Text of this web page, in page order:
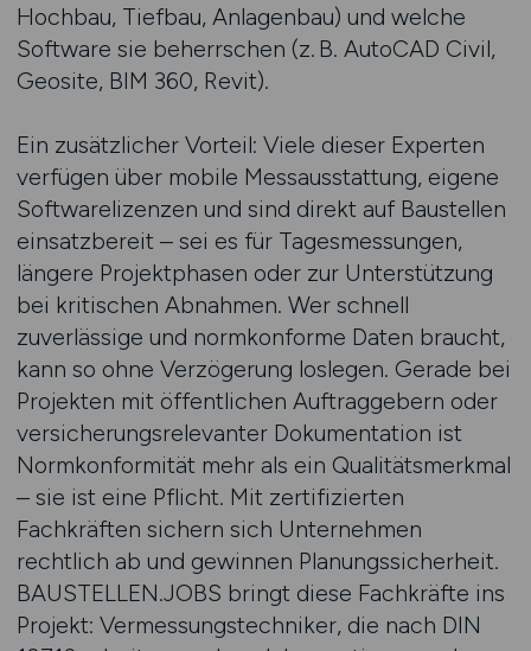
Hochbau, Tiefbau, Anlagenbau) und welche
Software sie beherrschen (z. B. AutoCAD Civil,
Geosite, BIM 360, Revit).
Ein zusätzlicher Vorteil: Viele dieser Experten
verfügen über mobile Messausstattung, eigene
Softwarelizenzen und sind direkt auf Baustellen
einsatzbereit – sei es für Tagesmessungen,
längere Projektphasen oder zur Unterstützung
bei kritischen Abnahmen. Wer schnell
zuverlässige und normkonforme Daten braucht,
kann so ohne Verzögerung loslegen. Gerade bei
Projekten mit öffentlichen Auftraggebern oder
versicherungsrelevanter Dokumentation ist
Normkonformität mehr als ein Qualitätsmerkmal
– sie ist eine Pflicht. Mit zertifizierten
Fachkräften sichern sich Unternehmen
rechtlich ab und gewinnen Planungssicherheit.
BAUSTELLEN.JOBS bringt diese Fachkräfte ins
Projekt: Vermessungstechniker, die nach DIN